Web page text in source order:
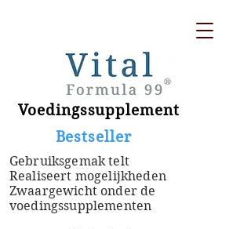
Voedingssupplement
​ Bestseller
Gebruiksgemak telt
Realiseert mogelijkheden
Zwaargewicht onder de
voedingssupplementen